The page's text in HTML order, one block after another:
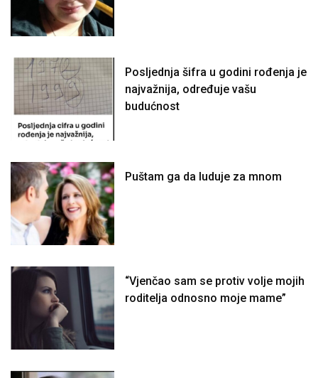
Posljednja šifra u godini rođenja je
najvažnija, određuje vašu
budućnost
Puštam ga da luduje za mnom
“Vjenčao sam se protiv volje mojih
roditelja odnosno moje mame”